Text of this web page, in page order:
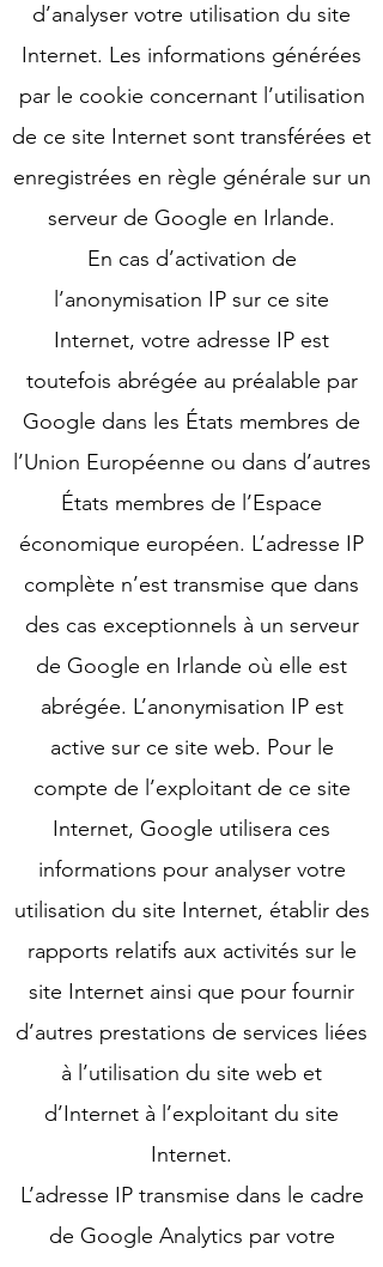
d’analyser votre utilisation du site
Internet. Les informations générées
par le cookie concernant l’utilisation
de ce site Internet sont transférées et
enregistrées en règle générale sur un
serveur de Google en Irlande.
En cas d’activation de
l’anonymisation IP sur ce site
Internet, votre adresse IP est
toutefois abrégée au préalable par
Google dans les États membres de
l’Union Européenne ou dans d’autres
États membres de l’Espace
économique européen. L’adresse IP
complète n’est transmise que dans
des cas exceptionnels à un serveur
de Google en Irlande où elle est
abrégée. L’anonymisation IP est
active sur ce site web. Pour le
compte de l’exploitant de ce site
Internet, Google utilisera ces
informations pour analyser votre
utilisation du site Internet, établir des
rapports relatifs aux activités sur le
site Internet ainsi que pour fournir
d’autres prestations de services liées
à l’utilisation du site web et
d’Internet à l’exploitant du site
Internet.
L’adresse IP transmise dans le cadre
de Google Analytics par votre